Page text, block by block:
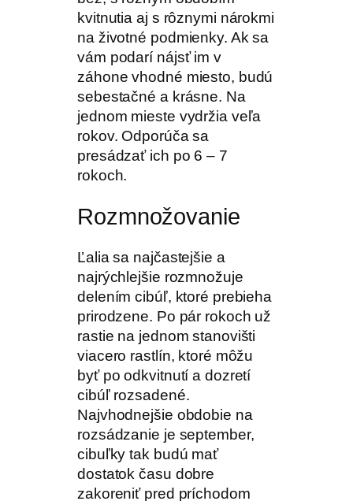
kvitnutia aj s rôznymi nárokmi
na životné podmienky. Ak sa
vám podarí nájsť im v
záhone vhodné miesto, budú
sebestačné a krásne. Na
jednom mieste vydržia veľa
rokov. Odporúča sa
presádzať ich po 6 – 7
rokoch.
Rozmnožovanie
Ľalia sa najčastejšie a
najrýchlejšie rozmnožuje
delením cibúľ, ktoré prebieha
prirodzene. Po pár rokoch už
rastie na jednom stanovišti
viacero rastlín, ktoré môžu
byť po odkvitnutí a dozretí
cibúľ rozsadené.
Najvhodnejšie obdobie na
rozsádzanie je september,
cibuľky tak budú mať
dostatok času dobre
zakoreniť pred príchodom